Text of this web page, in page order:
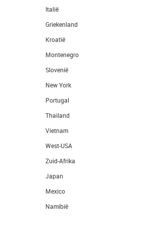
Italië
Griekenland
Kroatië
Montenegro
Slovenië
New York
Portugal
Thailand
Vietnam
West-USA
Zuid-Afrika
Japan
Mexico
Namibië